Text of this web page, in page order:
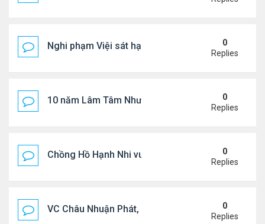
Nghi phạm Việi sát hại cụ bà 91 tuổi, phi tang xác
0
Replies
10 năm Lâm Tâm Như - Hoắc Kiến Hoa
0
Replies
Chồng Hồ Hạnh Nhi vui vẻ ôm người cũ của vợ
0
Replies
VC Châu Nhuận Phát, Lưu Gia Linh viếng vợ cũ ..
0
Replies